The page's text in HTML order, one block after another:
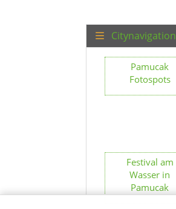
Citynavigation
Pamucak
Fotospots
Festival am
Wasser in
Pamucak